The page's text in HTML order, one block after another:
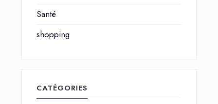
Santé
shopping
CATÉGORIES